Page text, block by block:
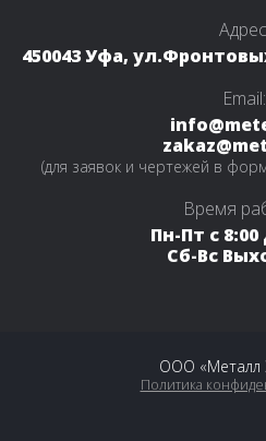
450043 Уфа,
Email:
(для заявок и чертежей в
Время
Пн-Пт с 8:00
Сб-Вс
ООО «Металл
Политика